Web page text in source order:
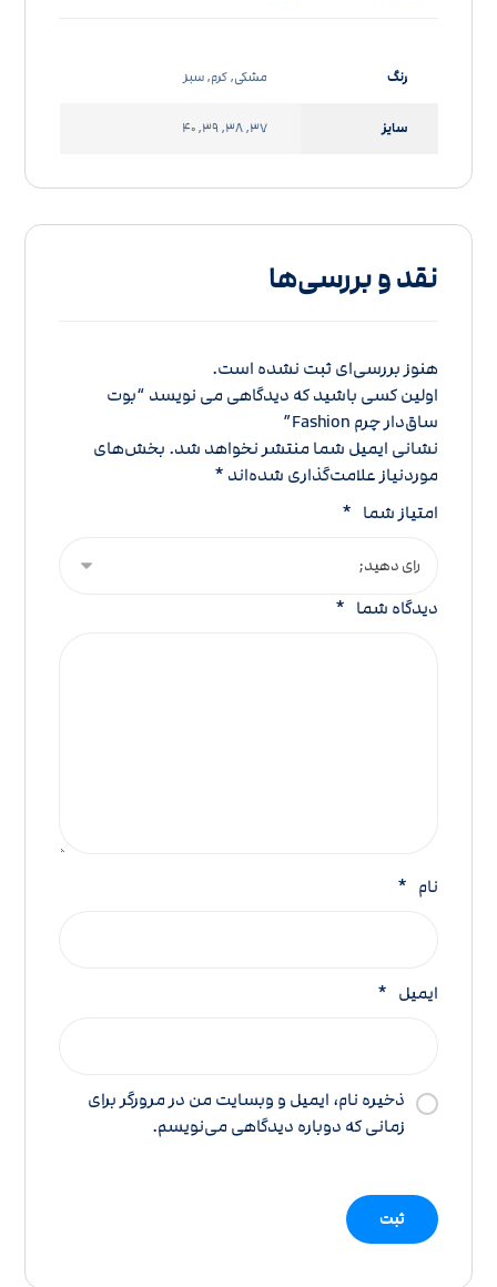
رنگ مشکی, کرم, سبز
سایز 37, 38, 39, 40
نقد و بررسی‌ها
هنوز بررسی‌ای ثبت نشده است.
اولین کسی باشید که دیدگاهی می نویسد “بوت
ساق‌دار چرم Fashion”
نشانی ایمیل شما منتشر نخواهد شد. بخش‌های
موردنیاز علامت‌گذاری شده‌اند *
امتیاز شما *
دیدگاه شما *
نام *
ایمیل *
ذخیره نام، ایمیل و وبسایت من در مرورگر برای
زمانی که دوباره دیدگاهی می‌نویسم.